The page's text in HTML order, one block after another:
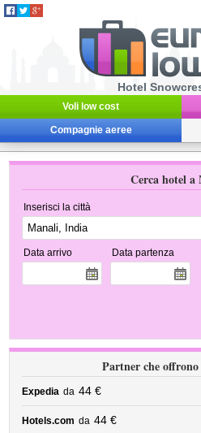
Hotel
Voli low cost
Compagnie aeree
Cerca hotel a
Inserisci la città
Data arrivo Data partenza
Partner che
Expedia da 44 €
Hotels.com da 44 €